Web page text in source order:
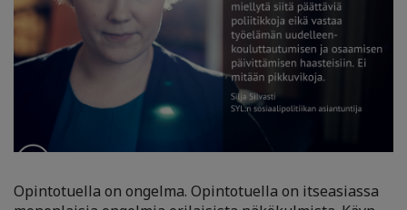
Opintotuella on ongelma. Opintotuella on itseasiassa